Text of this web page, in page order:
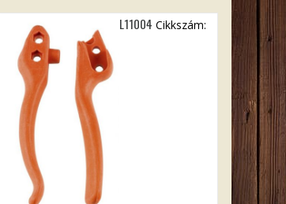
L11004 Cikkszám: